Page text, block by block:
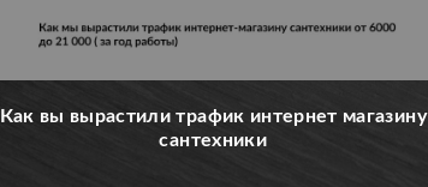
Как вы вырастили трафик интернет магазину
сантехники